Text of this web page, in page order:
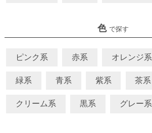
色 で探す
ピンク系 赤系 オレンジ系
緑系 青系 紫系 茶系
クリーム系 黒系 グレー系